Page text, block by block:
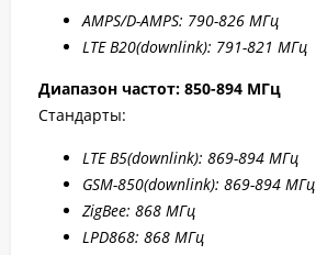
AMPS/D-AMPS: 790-826 МГц
LTE B20(downlink): 791-821 МГц
Диапазон частот: 850-894 МГц
Стандарты:
LTE B5(downlink): 869-894 МГц
GSM-850(downlink): 869-894 МГц
ZigBee: 868 МГц
LPD868: 868 МГц